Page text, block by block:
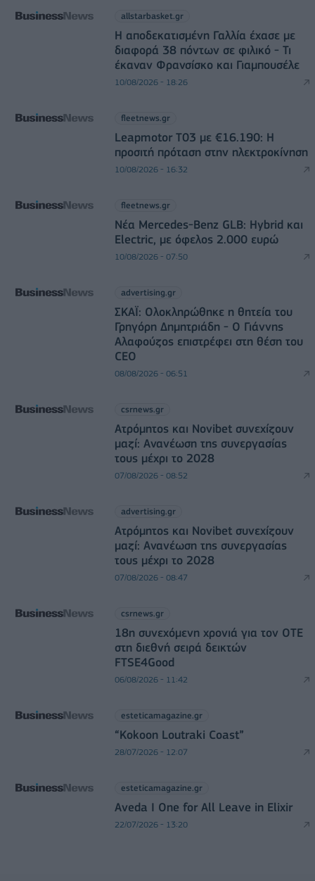
allstarbasket.gr
Η αποδεκατισμένη Γαλλία έχασε με
διαφορά 38 πόντων σε φιλικό - Τι
έκαναν Φρανσίσκο και Γιαμπουσέλε
10/08/2026 - 18:26
fleetnews.gr
Leapmotor T03 με €16.190: Η
προσιτή πρόταση στην ηλεκτροκίνηση
10/08/2026 - 16:32
fleetnews.gr
Νέα Mercedes-Benz GLB: Hybrid και
Electric, με όφελος 2.000 ευρώ
10/08/2026 - 07:50
advertising.gr
ΣΚΑΪ: Ολοκληρώθηκε η θητεία του
Γρηγόρη Δημητριάδη - Ο Γιάννης
Αλαφούζος επιστρέφει στη θέση του
CEO
08/08/2026 - 06:51
csrnews.gr
Ατρόμητος και Novibet συνεχίζουν
μαζί: Ανανέωση της συνεργασίας
τους μέχρι το 2028
07/08/2026 - 08:52
advertising.gr
Ατρόμητος και Novibet συνεχίζουν
μαζί: Ανανέωση της συνεργασίας
τους μέχρι το 2028
07/08/2026 - 08:47
csrnews.gr
18η συνεχόμενη χρονιά για τον ΟΤΕ
στη διεθνή σειρά δεικτών
FTSE4Good
06/08/2026 - 11:42
esteticamagazine.gr
“Kokoon Loutraki Coast”
28/07/2026 - 12:07
esteticamagazine.gr
Aveda I One for All Leave in Elixir
22/07/2026 - 13:20